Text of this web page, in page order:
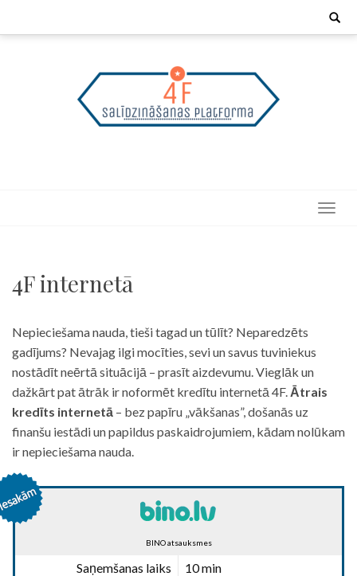
Search
4F internetā
Nepieciešama nauda, tieši tagad un tūlīt? Neparedzēts
gadījums? Nevajag ilgi mocīties, sevi un savus tuviniekus
nostādīt neērtā situācijā – prasīt aizdevumu. Vieglāk un
dažkārt pat ātrāk ir noformēt kredītu internetā 4F. Ātrais
kredīts internetā – bez papīru „vākšanas”, došanās uz
finanšu iestādi un papildus paskaidrojumiem, kādam nolūkam
ir nepieciešama nauda.
BINO atsauksmes
Saņemšanas laiks
10 min